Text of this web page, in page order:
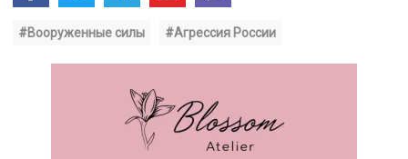
#Вооруженные силы #Агрессия России